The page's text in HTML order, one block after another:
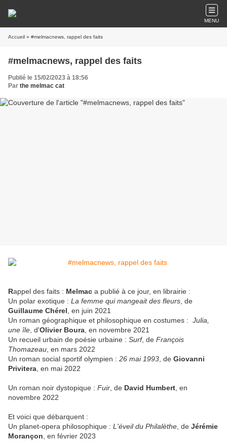
MENU
Accueil » #melmacnews, rappel des faits
#melmacnews, rappel des faits
Publié le 15/02/2023 à 18:56
Par the melmac cat
Rappel des faits : Melmac a publié à ce jour, en librairie :
Un polar exotique : La femme qui mangeait des fleurs , de
Guillaume Chérel , en juin 2021
Un roman géographique et philosophique en costumes : Julia,
une île , d'Olivier Boura , en novembre 2021
Un recueil urbain de poésie urbaine : Surf, de François
Thomazeau , en mars 2022
Un roman social sportif olympien : 26 mai 1993 , de Giovanni
Privitera , en mai 2022
Un roman noir dystopique : Fuir , de David Humbert , en
novembre 2022
Et voici que débarquent :
Un planet-opera philosophique : L'éveil du Philalèthe , de Jérémie
Morançon , en février 2023